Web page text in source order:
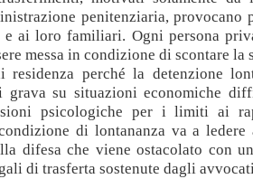
penitenziaria, provocano
e ai loro familiari. Ogni persona
messa in condizione di scontare la
residenza perché la detenzione
grava su situazioni economiche
psicologiche per i limiti ai
di lontananza va a ledere
difesa che viene ostacolato con
di trasferta sostenute dagli